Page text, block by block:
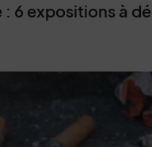
6 expositions à